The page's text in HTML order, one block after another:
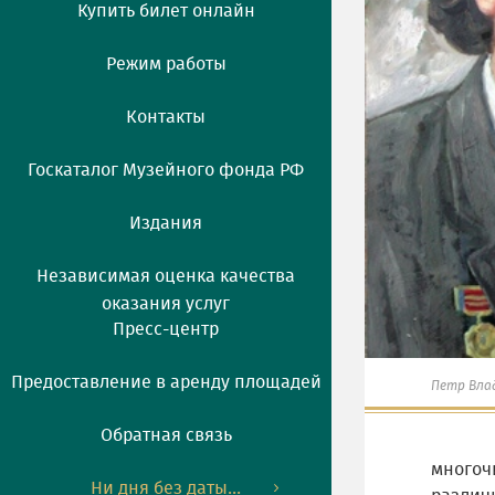
Купить билет онлайн
Режим работы
Контакты
Госкаталог Музейного фонда РФ
Издания
Независимая оценка качества
оказания услуг
Пресс-центр
Предоставление в аренду площадей
Обратная связь
Ни дня без даты...
Петр